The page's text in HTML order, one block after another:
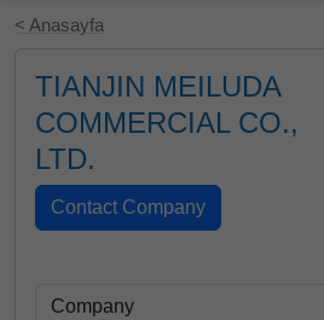
< Anasayfa
TIANJIN MEILUDA
COMMERCIAL CO.,
LTD.